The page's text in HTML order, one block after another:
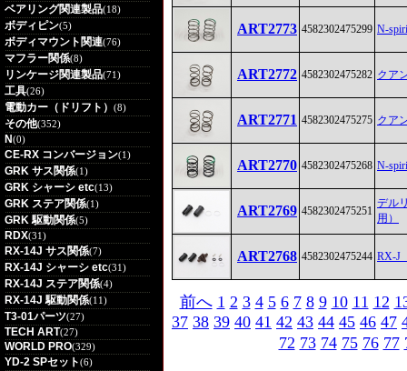
ベアリング関連製品(18)
ボディピン(5)
ボディマウント関連(76)
マフラー関係(8)
リンケージ関連製品(71)
工具(26)
電動カー（ドリフト） (8)
その他(352)
N(0)
CE-RX コンバージョン(1)
GRK サス関係(1)
GRK シャーシ etc(13)
GRK ステア関係(1)
GRK 駆動関係(5)
RDX(31)
RX-14J サス関係(7)
RX-14J シャーシ etc(31)
RX-14J ステア関係(4)
RX-14J 駆動関係(11)
T3-01パーツ(27)
TECH ART(27)
WORLD PRO(329)
YD-2 SPセット(6)
ART2773 4582302475299 N-
ART2772 4582302475282 クア
ART2771 4582302475275 クア
ART2770 4582302475268 N-
ART2769 4582302475251
デル
用）
ART2768 4582302475244 RX-J
前へ 1 2 3 4 5 6 7 8 9 10 11 12
37 38 39 40 41 42 43 44 45 46 47
72 73 74 75 76 77